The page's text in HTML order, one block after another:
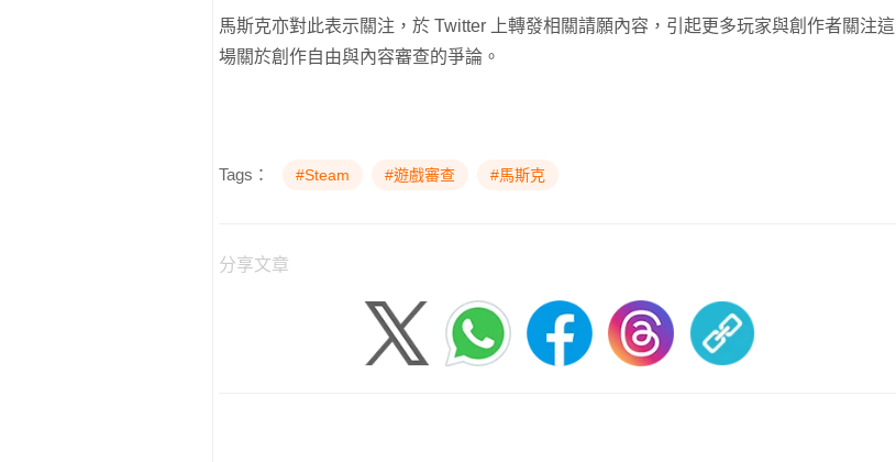
馬斯克亦對此表示關注，於 Twitter 上轉發相關請願內容，引起更多玩家與創作者關注這
場關於創作自由與內容審查的爭論。
Tags： #Steam #遊戲審查 #馬斯克
分享文章